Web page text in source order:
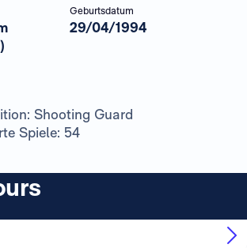
Geburtsdatum
29/04/1994
Shooting Guard
Spiele: 54